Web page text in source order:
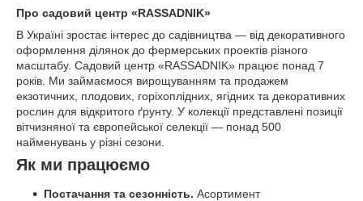
Про садовий центр «RASSADNIK»
В Україні зростає інтерес до садівництва — від декоративного
оформлення ділянок до фермерських проектів різного
масштабу. Садовий центр «RASSADNIK» працює понад 7
років. Ми займаємося вирощуванням та продажем
екзотичних, плодових, горіхоплідних, ягідних та декоративних
рослин для відкритого ґрунту. У колекції представлені позиції
вітчизняної та європейської селекції — понад 500
найменувань у різні сезони.
Як ми працюємо
Постачання та сезонність. Асортимент